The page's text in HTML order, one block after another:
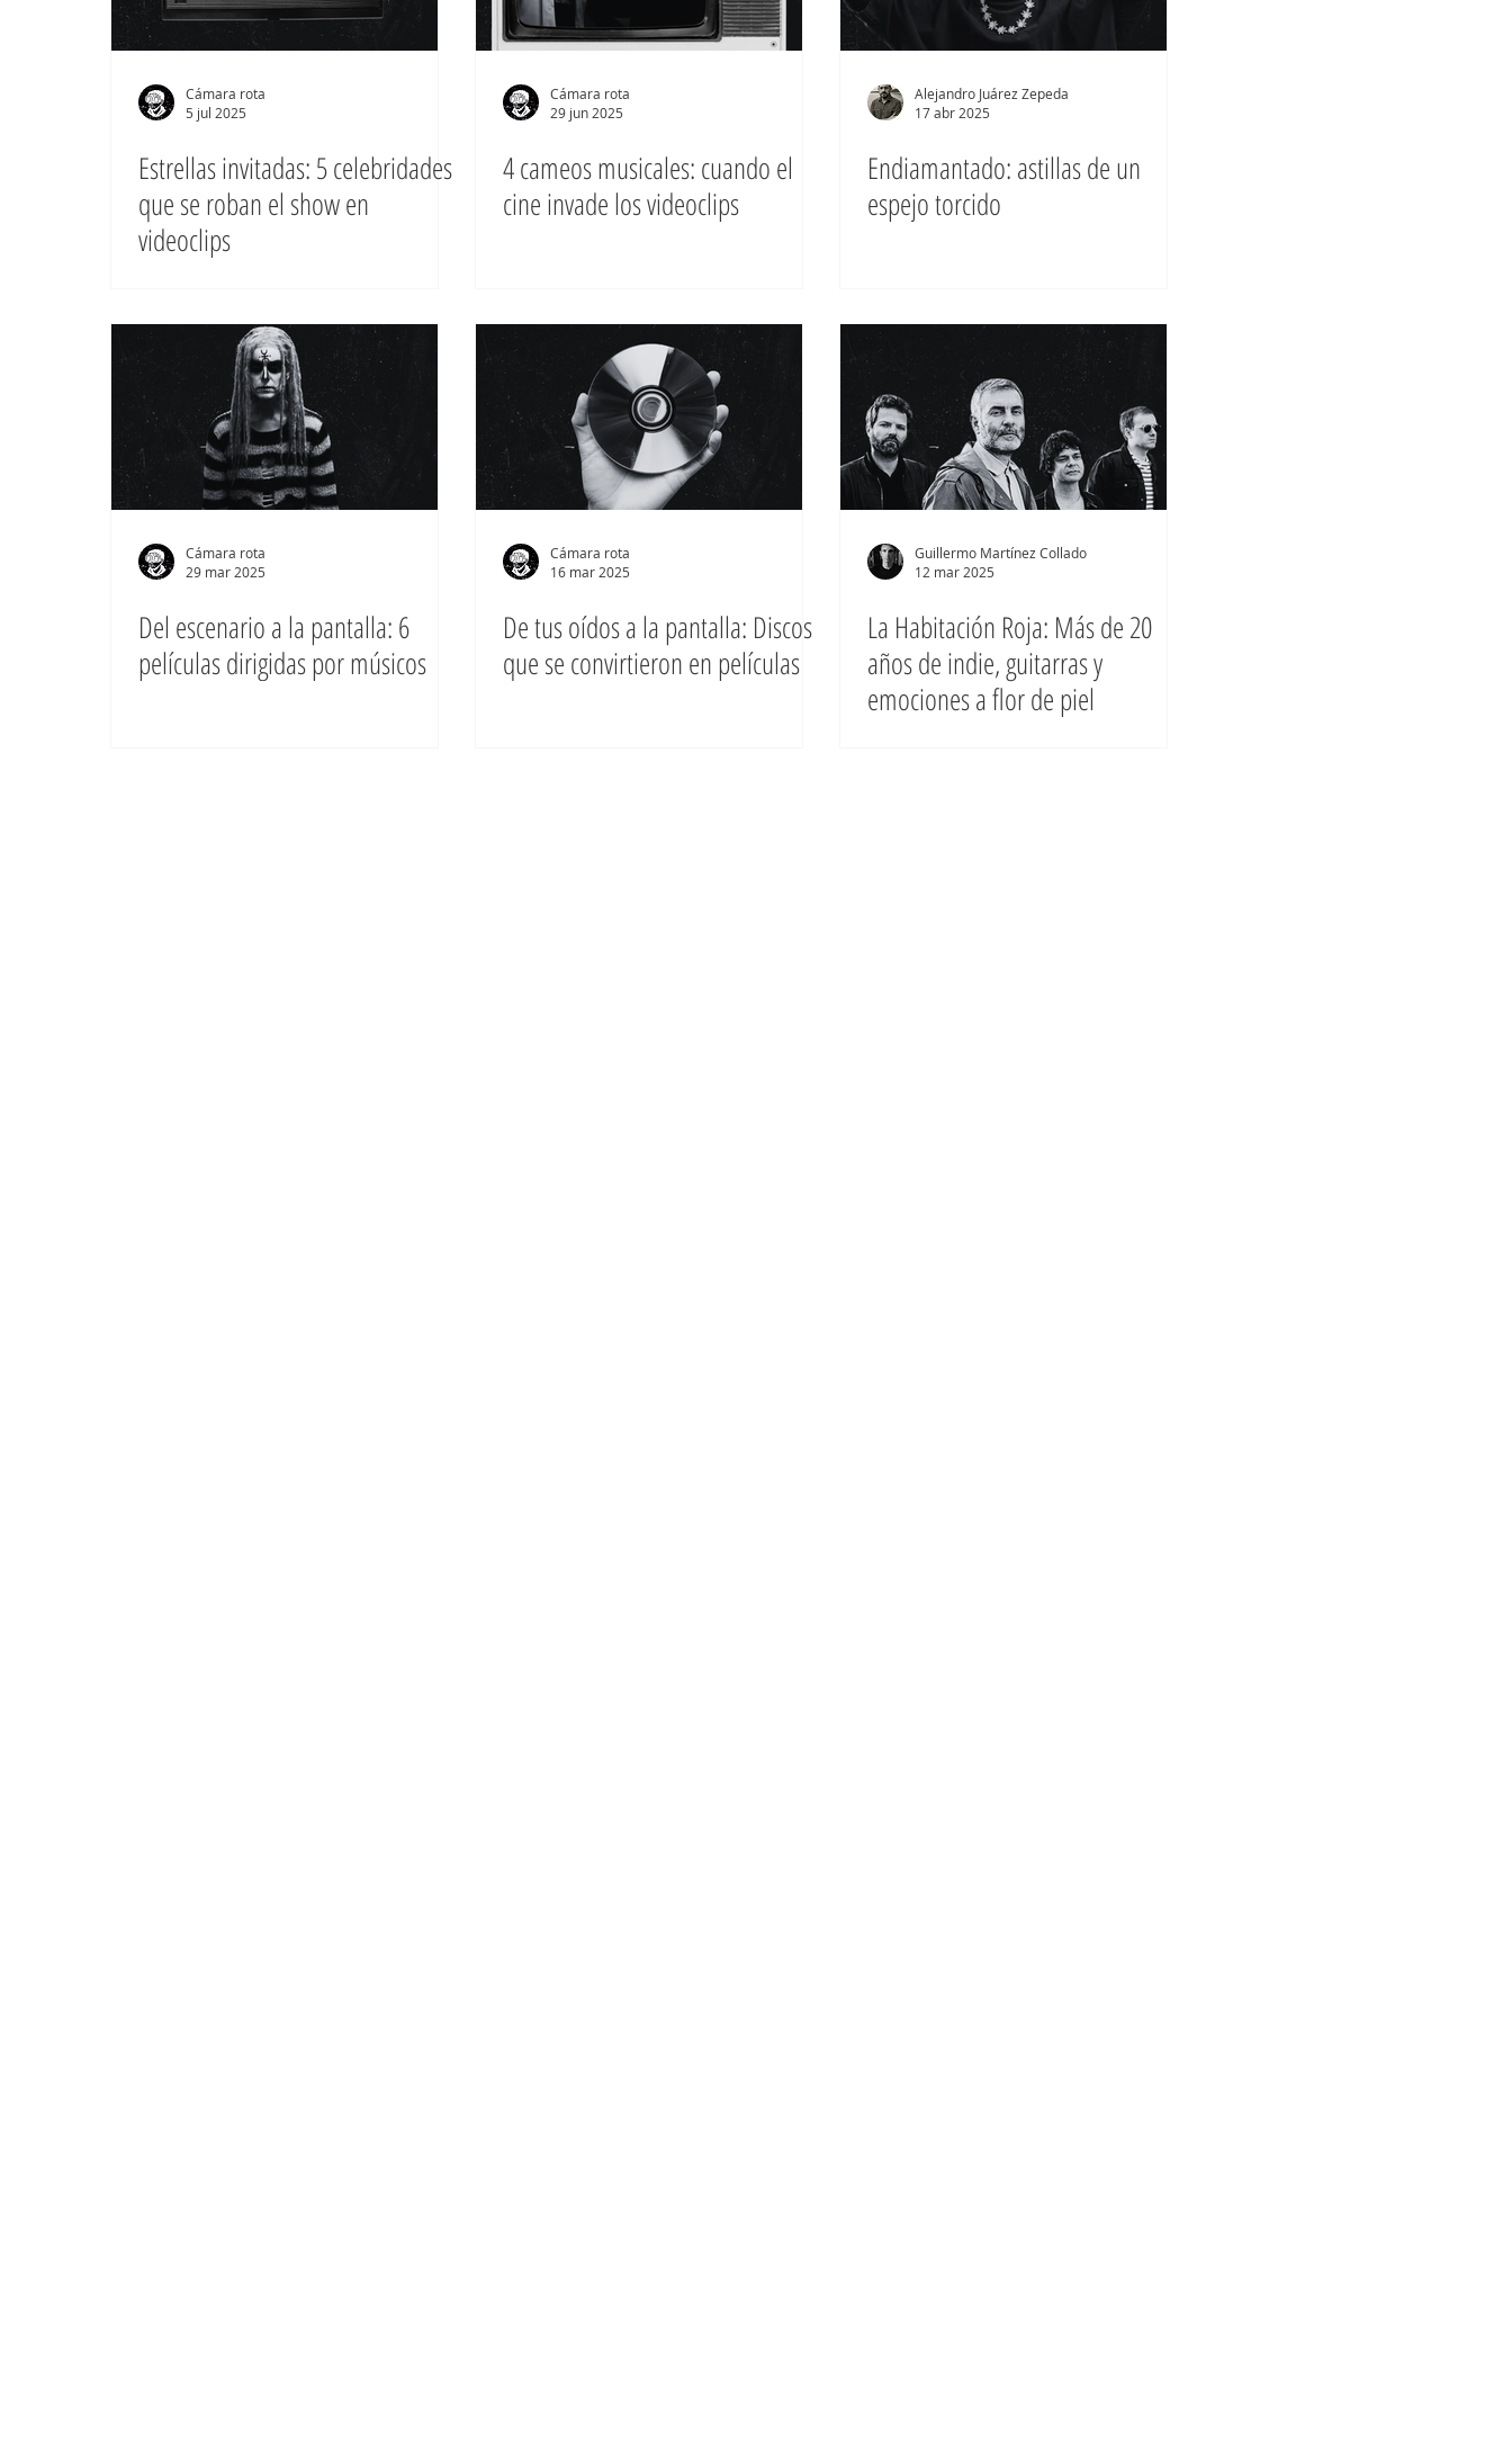
Cámara rota
5 jul 2025
Estrellas invitadas: 5 celebridades
que se roban el show en
videoclips
Cámara rota
29 jun 2025
4 cameos musicales: cuando el
cine invade los videoclips
Alejandro Juárez Zepeda
17 abr 2025
Endiamantado: astillas de un
espejo torcido
Cámara rota
29 mar 2025
Del escenario a la pantalla: 6
películas dirigidas por músicos
Cámara rota
16 mar 2025
De tus oídos a la pantalla: Discos
que se convirtieron en películas
Guillermo Martínez Collado
12 mar 2025
La Habitación Roja: Más de 20
años de indie, guitarras y
emociones a flor de piel